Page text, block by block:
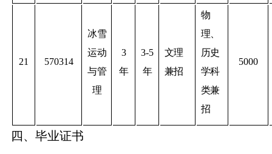
21 570314
冰雪
运动
与管
理
3
年
3-5
年
文理
兼招
物
理、
历史
学科
类兼
招
5000
四、毕业证书